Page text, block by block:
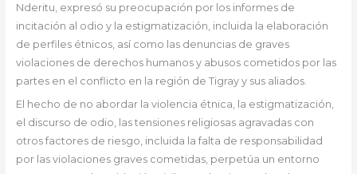
Nderitu, expresó su preocupación por los informes de
incitación al odio y la estigmatización, incluida la elaboración
de perfiles étnicos, así como las denuncias de graves
violaciones de derechos humanos y abusos cometidos por las
partes en el conflicto en la región de Tigray y sus aliados.
El hecho de no abordar la violencia étnica, la estigmatización,
el discurso de odio, las tensiones religiosas agravadas con
otros factores de riesgo, incluida la falta de responsabilidad
por las violaciones graves cometidas, perpetúa un entorno